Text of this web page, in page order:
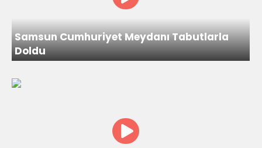
Samsun Cumhuriyet Meydanı Tabutlarla
Doldu